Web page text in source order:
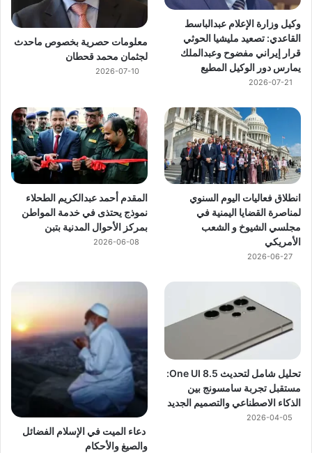
وكيل وزارة الإعلام عبدالباسط
القاعدي: تصعيد مليشيا الحوثي
قرار إيراني مفضوح وعبدالملك
يمارس دور الوكيل المطيع
2026-07-21
معلومات حصرية بخصوص ماحدث
لجثمان محمد قحطان
2026-07-10
انطلاق فعاليات اليوم السنوي
لمناصرة القضايا اليمنية في
مجلسي الشيوخ و الشعب
الأمريكي
2026-06-27
المقدم أحمد عبدالكريم الطحلاء
نموذج يحتذى في خدمة المواطن
بمركز الأحوال المدنية بتبن
2026-06-08
تحليل شامل لتحديث One UI 8.5:
مستقبل تجربة سامسونج بين
الذكاء الاصطناعي والتصميم الجديد
2026-04-05
دعاء الميت في الإسلام الفضائل
والصيغ والأحكام